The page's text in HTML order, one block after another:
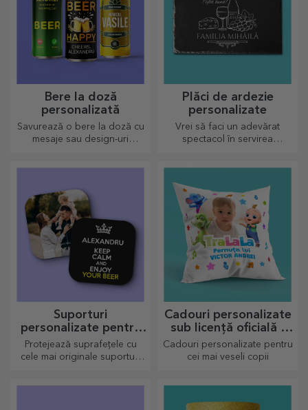
Bere la doză
personalizată
Savurează o bere la doză cu
mesaje sau design-uri
Plăci de ardezie
personalizate
Vrei să faci un adevărat
spectacol în servirea
Suporturi
personalizate pentru
pahare
Protejează suprafețele cu
cele mai originale suporturi
Cadouri personalizate
sub licență oficială -
TraLaLa
Cadouri personalizate pentru
cei mai veseli copii